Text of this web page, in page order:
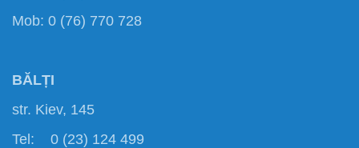
Mob: 0 (76) 770 728
BĂLȚI
str. Kiev, 145
Tel: 0 (23) 124 499